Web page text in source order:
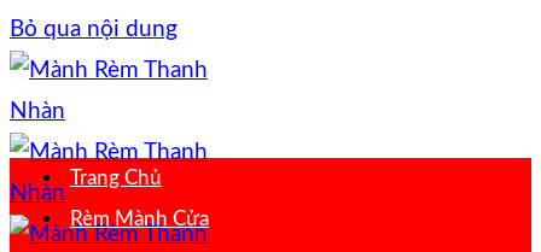
Bỏ qua nội dung
Trang Chủ
Rèm Mành Cửa